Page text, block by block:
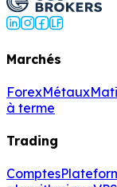
Marchés
ForexMétaux
à terme
Trading
Comptes